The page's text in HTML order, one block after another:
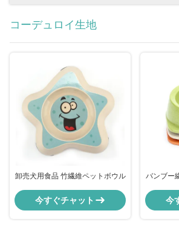
コーデュロイ生地
卸売犬用食品 竹繊維ペットボウル
今すぐチャット
バンブー
今